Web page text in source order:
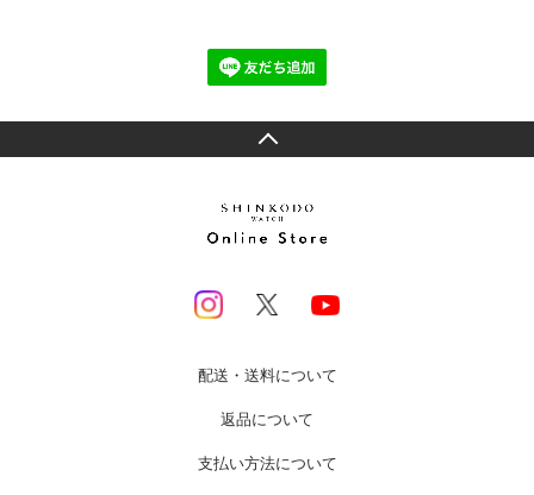
配送・送料について
返品について
支払い方法について